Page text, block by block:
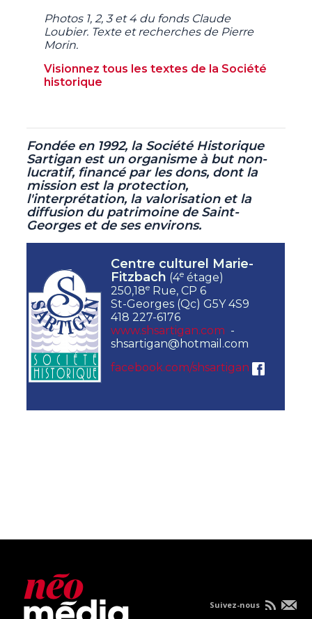
Photos 1, 2, 3 et 4 du fonds Claude
Loubier. Texte et recherches de Pierre
Morin.
Visionnez tous les textes de la Société
historique
Fondée en 1992, la Société Historique
Sartigan est un organisme à but non-
lucratif, financé par les dons, dont la
mission est la protection,
l'interprétation, la valorisation et la
diffusion du patrimoine de Saint-
Georges et de ses environs.
Centre culturel Marie-
Fitzbach (4e étage)
250,18e Rue, CP 6
St-Georges (Qc) G5Y 4S9
418 227-6176
www.shsartigan.com -
shsartigan@hotmail.com
facebook.com/shsartigan
Suivez-nous